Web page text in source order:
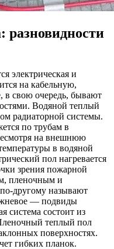
разновидности
электрическая и
на кабельную,
свою очередь, бывают
Водяной теплый
радиаторной системы.
по трубам в
на внешнюю
в водяной
пол нагревается
зрения пожарной
пленочным и
другому называют
— подвиды
система состоит из
теплый пол
поверхностях.
гибких планок.